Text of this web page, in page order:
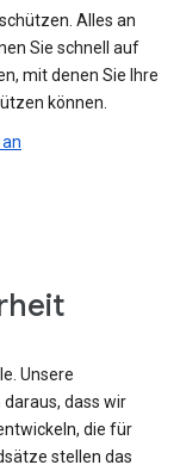
Alles an
Sie schnell auf
mit denen Sie Ihre
können.
Unsere
dass wir
die für
stellen das